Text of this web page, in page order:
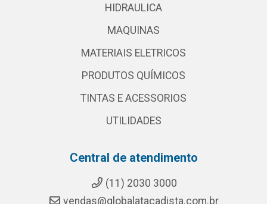
HIDRAULICA
MAQUINAS
MATERIAIS ELETRICOS
PRODUTOS QUÍMICOS
TINTAS E ACESSORIOS
UTILIDADES
Central de atendimento
(11) 2030 3000
vendas@globalatacadista.com.br